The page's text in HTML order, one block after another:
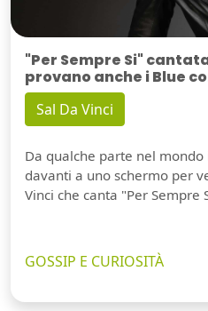
"Per Sempre Si"
provano anche i Blue
Sal Da Vinci
Da qualche parte nel
davanti a uno schermo per
Vinci che canta "Per Sempre
GOSSIP E CURIOSITÀ